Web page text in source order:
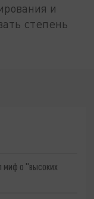
и
степень
миф о "высоких